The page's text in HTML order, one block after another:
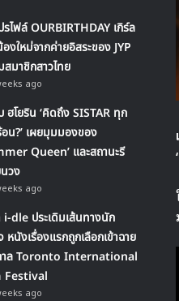
รไฟล์ OURBIRTHDAY เกิร์ล
งใหม่จากค่ายอิสระของ JYP
มาชิกสาวไทย
ago
ฮโยริน ‘คิดถึง SISTAR ทุก
น?’ เผยมุมมองของ
Queen’ และสถานะรี
วง
ago
i-dle ประเดิมเส้นทางนัก
หนังเรื่องแรกถูกเลือกเข้าฉาย
าล Toronto International
Festival
ago